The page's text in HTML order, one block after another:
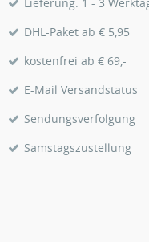
DHL-Paket ab € 5,95
kostenfrei ab € 69,-
E-Mail Versandstatus
Sendungsverfolgung
Samstagszustellung